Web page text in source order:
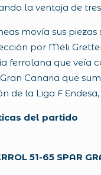
la ventaja de
movía sus
por Meli
ferrolana que veía
Canaria que
de la Liga F
del partido
51-65 SPAR